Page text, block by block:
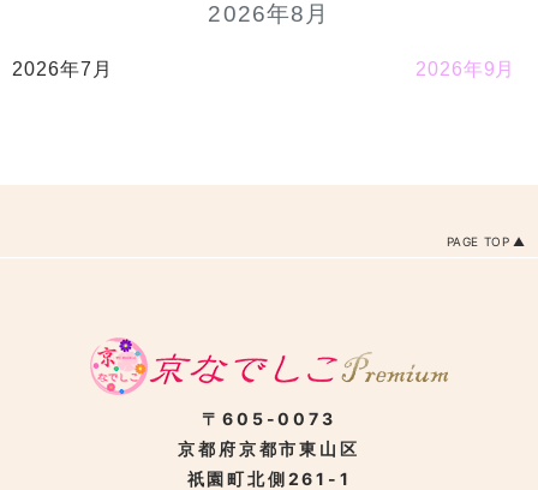
2026年8月
2026年7月 2026年9月
PAGE TOP
〒605-0073
京都府京都市東山区
祇園町北側261-1